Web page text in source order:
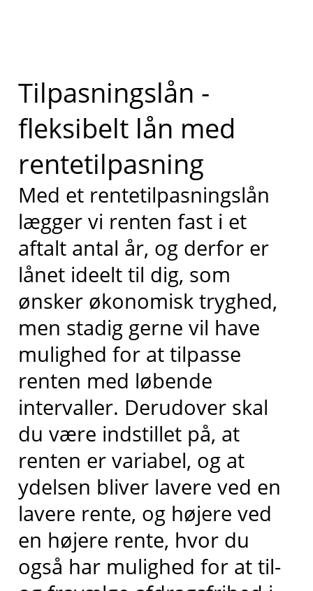
Tilpasningslån -
fleksibelt lån med
rentetilpasning
Med et rentetilpasningslån
lægger vi renten fast i et
aftalt antal år, og derfor er
lånet ideelt til dig, som
ønsker økonomisk tryghed,
men stadig gerne vil have
mulighed for at tilpasse
renten med løbende
intervaller. Derudover skal
du være indstillet på, at
renten er variabel, og at
ydelsen bliver lavere ved en
lavere rente, og højere ved
en højere rente, hvor du
også har mulighed for at til-